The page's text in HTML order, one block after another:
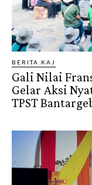
BERITA KAJ
Gali Nilai
Gelar Aksi
TPST